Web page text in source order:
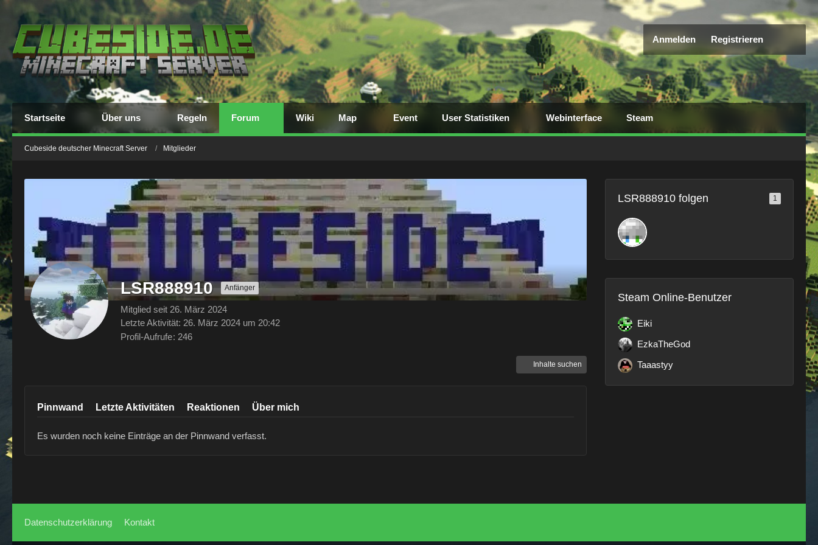
Anmelden Registrieren
Startseite Über uns Regeln Forum Wiki Map Event User Statistiken Webinterface Steam
Cubeside deutscher Minecraft Server Mitglieder
LSR888910 Anfänger
Mitglied seit 26. März 2024
Letzte Aktivität: 26. März 2024 um 20:42
Profil-Aufrufe 246
Inhalte suchen
Pinnwand Letzte Aktivitäten Reaktionen Über mich
Es wurden noch keine Einträge an der Pinnwand verfasst.
LSR888910 folgen 1
Steam Online-Benutzer
Eiki
EzkaTheGod
Taaastyy
Datenschutzerklärung Kontakt